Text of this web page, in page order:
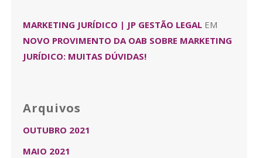
MARKETING JURÍDICO | JP GESTÃO LEGAL EM
NOVO PROVIMENTO DA OAB SOBRE MARKETING
JURÍDICO: MUITAS DÚVIDAS!
Arquivos
OUTUBRO 2021
MAIO 2021